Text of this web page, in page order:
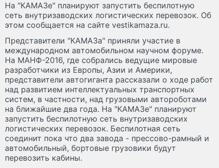
На "КАМАЗе" планируют запустить беспилотную
сеть внутризаводских логистических перевозок. Об
этом сообщается на сайте vestikamaza.ru.
Представители "КАМАЗа" приняли участие в
международном автомобильном научном форуме.
На МАНФ-2016, где собрались ведущие мировые
разработчики из Европы, Азии и Америки,
представители автогиганта рассказали о ходе работ
над развитием интеллектуальных транспортных
систем, в частности, над грузовыми автороботами
на ближайшие два года. На "КАМАЗе" планируют
запустить беспилотную сеть внутризаводских
логистических перевозок. Беспилотная сеть
соединит пока что два завода - прессово-рамный и
автомобильный, бортовые грузовики будут
перевозить кабины.